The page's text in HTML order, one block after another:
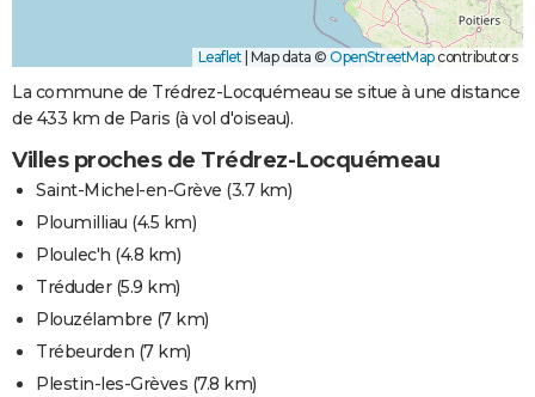
Leaflet Map data © OpenStreetMapcontributors
La commune de Trédrez-Locquémeau se situe à une distance
de 433 km de Paris (à vol d'oiseau).
Villes proches de Trédrez-Locquémeau
Saint-Michel-en-Grève (3.7 km)
Ploumilliau (4.5 km)
Ploulec'h (4.8 km)
Tréduder(5.9 km)
Plouzélambre (7 km)
Trébeurden (7 km)
Plestin-les-Grèves (7.8 km)